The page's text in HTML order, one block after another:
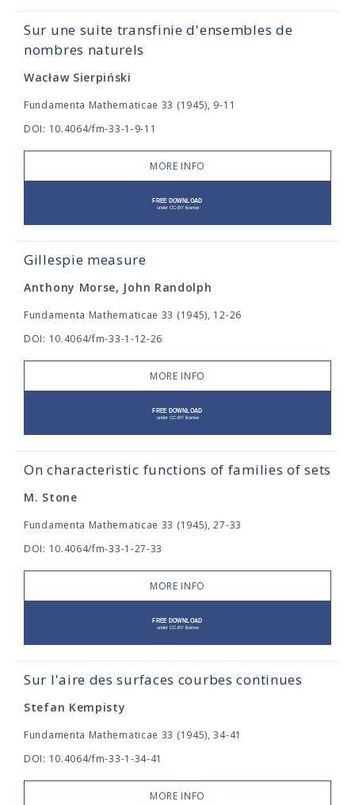
Sur une suite transfinie d'ensembles de
nombres naturels
Wacław Sierpiński
Fundamenta Mathematicae 33 (1945), 9-11
DOI: 10.4064/fm-33-1-9-11
MORE INFO
Gillespie measure
Anthony Morse, John Randolph
Fundamenta Mathematicae 33 (1945), 12-26
DOI: 10.4064/fm-33-1-12-26
MORE INFO
On characteristic functions of families of sets
M. Stone
Fundamenta Mathematicae 33 (1945), 27-33
DOI: 10.4064/fm-33-1-27-33
MORE INFO
Sur l'aire des surfaces courbes continues
Stefan Kempisty
Fundamenta Mathematicae 33 (1945), 34-41
DOI: 10.4064/fm-33-1-34-41
MORE INFO